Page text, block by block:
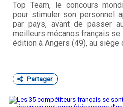
Top Team, le concours
pour stimuler son personnel
par pays, avant de passer
meilleurs mécanos français
édition à Angers (49), au siège
Partager